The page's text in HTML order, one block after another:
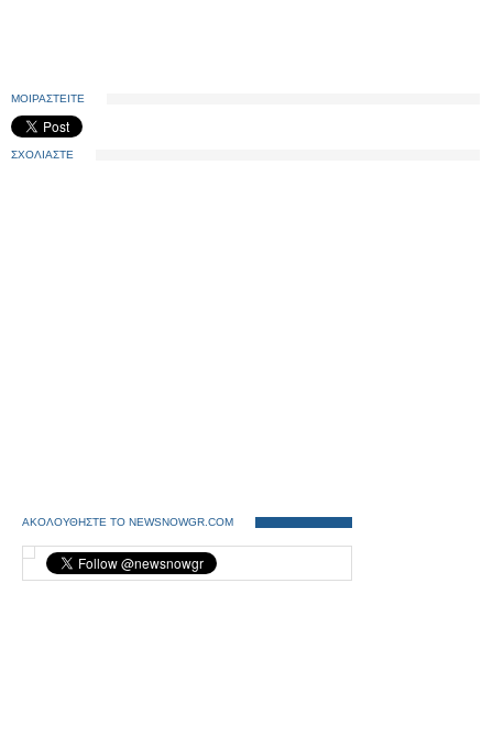
ΜΟΙΡΑΣΤΕΙΤΕ
ΣΧΟΛΙΑΣΤΕ
ΑΚΟΛΟΥΘΗΣΤΕ ΤΟ NEWSNOWGR.COM